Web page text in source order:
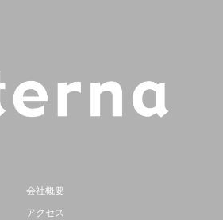
会社概要
アクセス